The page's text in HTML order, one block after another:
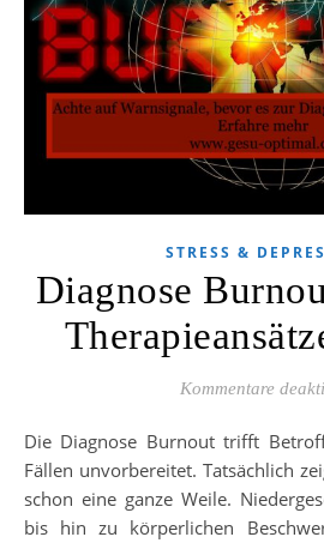
STRESS &
Diagnose
Kommentare
Die Diagnose Burnout trifft Betroffene in den seltensten
Fällen unvorbereitet. Tatsächlich
schon eine ganze Weile.
bis hin zu körperlichen